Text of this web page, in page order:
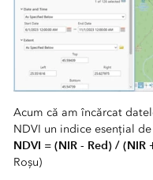
Acum că am încărcat
NDVI un indice esențial
NDVI = (NIR - Red) / (NIR
Roșu)